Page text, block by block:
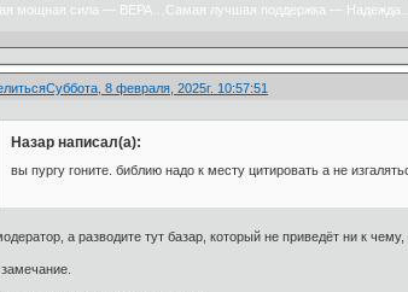
мощная сила — ВЕРА…Самая лучшая поддержка —
Суббота, 8 февраля, 2025г. 10:57:51
Назар написал(а):
вы пургу гоните. библию надо к месту цитировать а не
а разводите тут базар, который не приведёт ни к чему,